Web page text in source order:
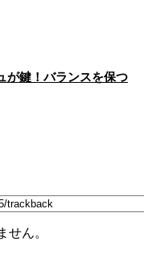
が鍵！バランスを保つ
せん。